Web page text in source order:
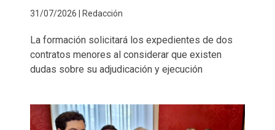
31/07/2026 | Redacción
La formación solicitará los expedientes de dos
contratos menores al considerar que existen
dudas sobre su adjudicación y ejecución